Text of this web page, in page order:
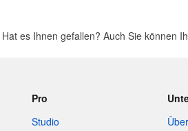
Hat es Ihnen gefallen? Auch Sie können
Pro
Studio